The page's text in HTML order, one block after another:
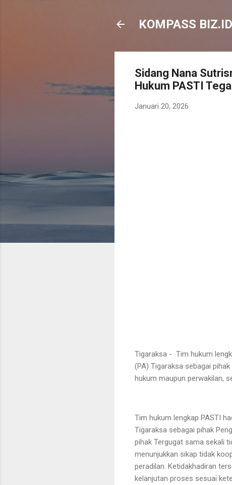
KOMPASS BIZ.ID
Sidang Nana
Hukum PASTI
Januari 20, 2026
Tigaraksa - Tim hukum
(PA) Tigaraksa sebagai
hukum maupun perwakilan,
Tim hukum lengkap PASTI
Tigaraksa sebagai pihak
pihak Tergugat sama sekali
menunjukkan sikap tidak
peradilan. Ketidakhadiran
kelanjutan proses sesuai